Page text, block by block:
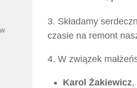
3. Składamy
czasie na remont
4. W związek
Karol Żakiewicz,